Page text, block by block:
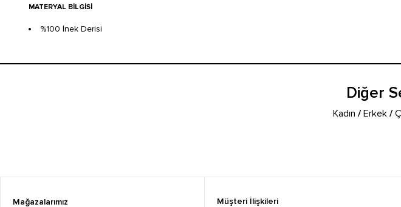
MATERYAL BILGISI
%100 İnek Derisi
Diğer
Kadın /Erkek /
Mağazalarımız Müşteri İlişkileri